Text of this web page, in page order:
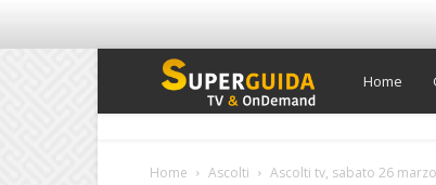
Super
Home
Home Ascolti Ascolti tv, sabato 26